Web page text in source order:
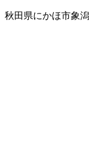
秋田県にかほ市象